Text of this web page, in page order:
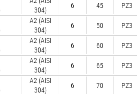
304)
6 45 PZ3
А2 (AISI
304)
6 50 PZ3
А2 (AISI
304)
6 60 PZ3
А2 (AISI
304)
6 65 PZ3
А2 (AISI
304)
6 70 PZ3